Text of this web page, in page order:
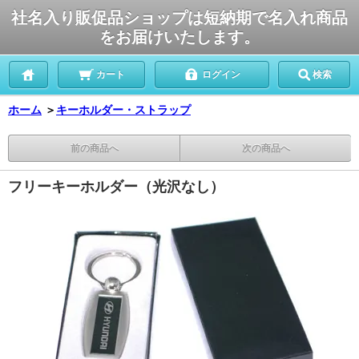
社名入り販促品ショップは短納期で名入れ商品
をお届けいたします。
カート ログイン 検索
ホーム ＞ キーホルダー・ストラップ
前の商品へ 次の商品へ
フリーキーホルダー（光沢なし）